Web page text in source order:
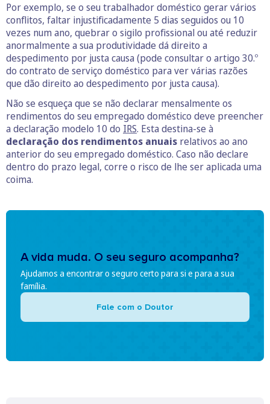
Por exemplo, se o seu trabalhador doméstico gerar vários
conflitos, faltar injustificadamente 5 dias seguidos ou 10
vezes num ano, quebrar o sigilo profissional ou até reduzir
anormalmente a sua produtividade dá direito a
despedimento por justa causa (pode consultar o artigo 30.º
do contrato de serviço doméstico para ver várias razões
que dão direito ao despedimento por justa causa).
Não se esqueça que se não declarar mensalmente os
rendimentos do seu empregado doméstico deve preencher
a declaração modelo 10 do IRS. Esta destina-se à
declaração dos rendimentos anuais relativos ao ano
anterior do seu empregado doméstico. Caso não declare
dentro do prazo legal, corre o risco de lhe ser aplicada uma
coima.
A vida muda. O seu seguro acompanha?
Ajudamos a encontrar o seguro certo para si e para a sua
família.
Fale com o Doutor